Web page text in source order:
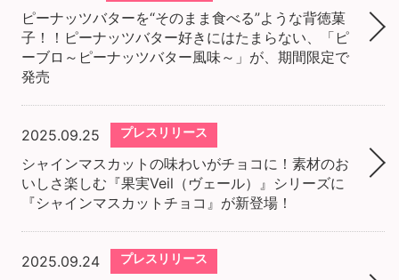
ピーナッツバターを“そのまま食べる”ような背徳菓
子！！ピーナッツバター好きにはたまらない、「ピ
ーブロ～ピーナッツバター風味～」が、期間限定で
発売
2025.09.25 プレスリリース
シャインマスカットの味わいがチョコに！​素材のお
いしさ楽しむ『果実Veil（ヴェール）』シリーズに
『シャインマスカットチョコ』が新登場！
2025.09.24 プレスリリース